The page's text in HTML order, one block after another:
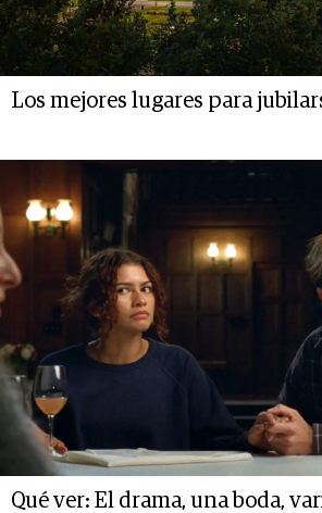
Los mejores lugares para
Qué ver: El drama, una boda,